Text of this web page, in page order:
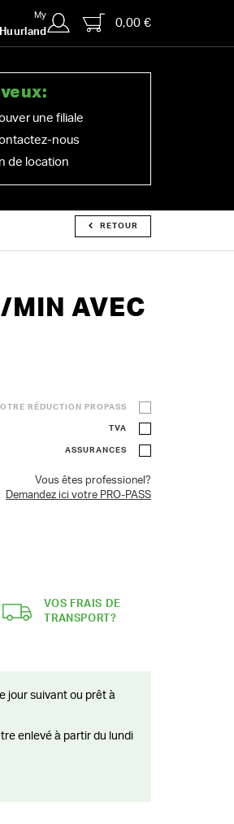
My
Huurland
0,00 €
une filiale
nous
de location
RETOUR
MIN AVEC
RÉDUCTION PROPASS
TVA
ASSURANCES
Vous êtes professionel?
Demandez ici votre PRO-PASS
VOS FRAIS DE
TRANSPORT?